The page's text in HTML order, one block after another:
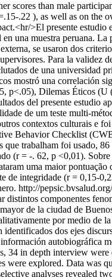
scores than male
.22 ), as well as on the
>El presente
una muestra peruana.
se usaron dos
Para la validez
de una universidad
mostró una correlación
p<.05), Dilemas Éticos
del presente estudio
de um teste multi-
contextos culturais e
Behavior Checklist
que trabalham foi usado,
(r = -. 62, p <0,01).
uma maior
integridade (r = 0,15-
http://
componentes
de la ciudad de
por medio de
dos ejes
autobiográfica
34 in depth interview
explored. Data was
analyses revealed